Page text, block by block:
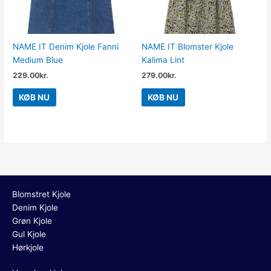
NAME IT Denim Kjole Fanni
Medium Blue
229.00kr.
KØB NU
NAME IT Blomster Kjole
Kalima Lint
279.00kr.
KØB NU
Blomstret Kjole
Denim Kjole
Grøn Kjole
Gul Kjole
Hørkjole